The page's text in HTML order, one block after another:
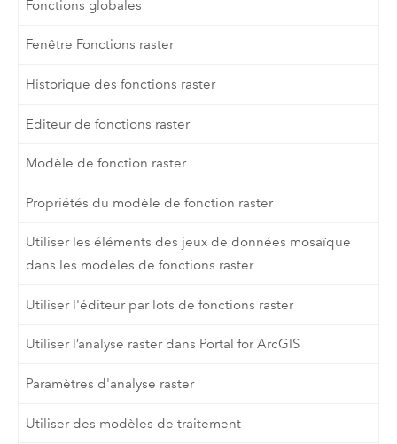
Fonctions globales
Fenêtre Fonctions raster
Historique des fonctions raster
Editeur de fonctions raster
Modèle de fonction raster
Propriétés du modèle de fonction raster
Utiliser les éléments des jeux de données mosaïque
dans les modèles de fonctions raster
Utiliser l'éditeur par lots de fonctions raster
Utiliser l’analyse raster dans Portal for ArcGIS
Paramètres d'analyse raster
Utiliser des modèles de traitement